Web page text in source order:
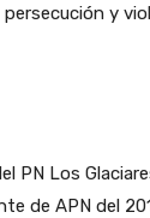
y
PN Los
de APN del